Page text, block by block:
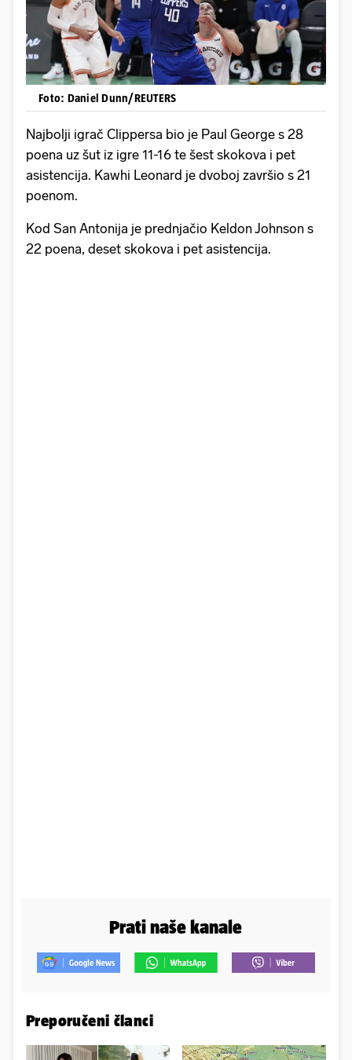
Foto: Daniel Dunn/REUTERS
Najbolji igrač Clippersa bio je Paul George s 28
poena uz šut iz igre 11-16 te šest skokova i pet
asistencija. Kawhi Leonard je dvoboj završio s 21
poenom.
Kod San Antonija je prednjačio Keldon Johnson s
22 poena, deset skokova i pet asistencija.
Prati naše kanale
Preporučeni članci